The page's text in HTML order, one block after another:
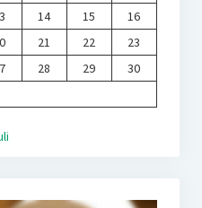
14 15
16
21 22
23
28 29
30